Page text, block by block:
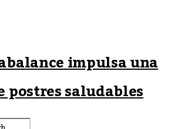
impulsa una
postres saludables